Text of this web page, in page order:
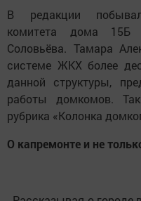
В редакции
комитета дома
Соловьёва. Тамара
системе ЖКХ более
данной структуры,
работы домкомов.
рубрика «Колонка
О капремонте и не